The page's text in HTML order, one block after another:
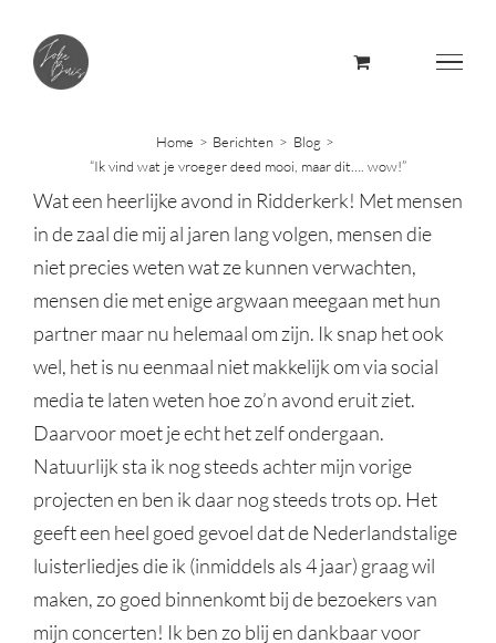
content
Home Berichten
Blog
“Ik vind wat je vroeger deed mooi, maar dit…. wow!”
Wat een heerlijke avond in Ridderkerk! Met mensen
in de zaal die mij al jaren lang volgen, mensen die
niet precies weten wat ze kunnen verwachten,
mensen die met enige argwaan meegaan met hun
partner maar nu helemaal om zijn. Ik snap het ook
wel, het is nu eenmaal niet makkelijk om via social
media te laten weten hoe zo’n avond eruit ziet.
Daarvoor moet je echt het zelf ondergaan.
Natuurlijk sta ik nog steeds achter mijn vorige
projecten en ben ik daar nog steeds trots op. Het
geeft een heel goed gevoel dat de Nederlandstalige
luisterliedjes die ik (inmiddels als 4 jaar) graag wil
maken, zo goed binnenkomt bij de bezoekers van
mijn concerten! Ik ben zo blij en dankbaar voor